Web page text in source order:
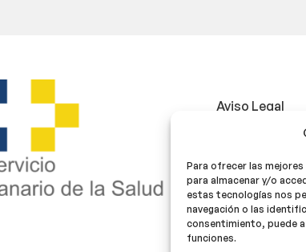
Para ofrecer las
para almacenar y/o
estas tecnologías nos
navegación o las
consentimiento, puede
funciones.
Aviso Legal
Política de
Política de